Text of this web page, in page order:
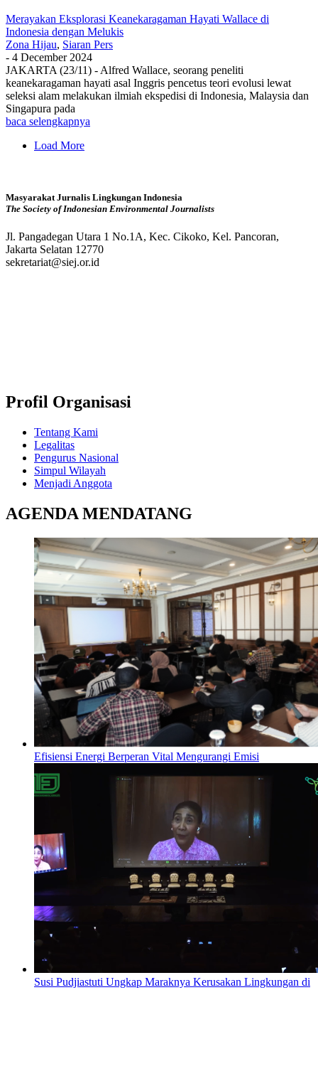
Merayakan Eksplorasi Keanekaragaman Hayati Wallace di
Indonesia dengan Melukis
Zona Hijau, Siaran Pers
- 4 December 2024
JAKARTA (23/11) - Alfred Wallace, seorang peneliti
keanekaragaman hayati asal Inggris pencetus teori evolusi lewat
seleksi alam melakukan ilmiah ekspedisi di Indonesia, Malaysia dan
Singapura pada
baca selengkapnya
Load More
Masyarakat Jurnalis Lingkungan Indonesia
The Society of Indonesian Environmental Journalists
Jl. Pangadegan Utara 1 No.1A, Kec. Cikoko, Kel. Pancoran,
Jakarta Selatan 12770
sekretariat@siej.or.id
Profil Organisasi
Tentang Kami
Legalitas
Pengurus Nasional
Simpul Wilayah
Menjadi Anggota
AGENDA MENDATANG
Efisiensi Energi Berperan Vital Mengurangi Emisi
Susi Pudjiastuti Ungkap Maraknya Kerusakan Lingkungan di